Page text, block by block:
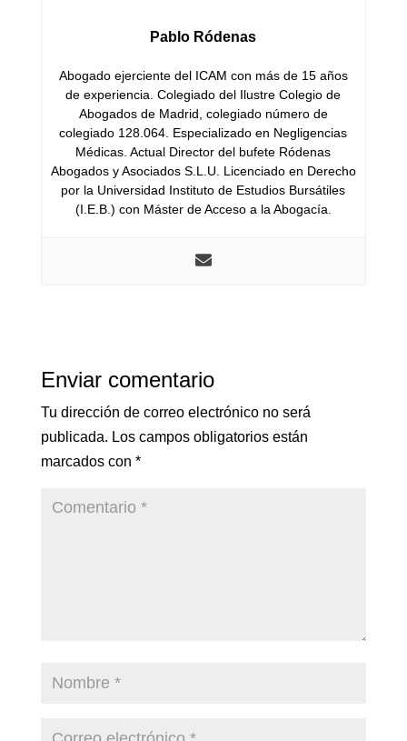
Pablo Ródenas
Abogado ejerciente del ICAM con más de 15 años
de experiencia. Colegiado del Ilustre Colegio de
Abogados de Madrid, colegiado número de
colegiado 128.064. Especializado en Negligencias
Médicas. Actual Director del bufete Ródenas
Abogados y Asociados S.L.U. Licenciado en Derecho
por la Universidad Instituto de Estudios Bursátiles
(I.E.B.) con Máster de Acceso a la Abogacía.
Enviar comentario
Tu dirección de correo electrónico no será
publicada. Los campos obligatorios están
marcados con *